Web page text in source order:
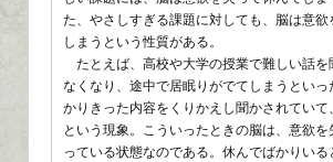
た、やさしすぎる課題に対しても、脳は意
しまうという性質がある。
たとえば、高校や大学の授業で難しい話を
なくなり、途中で居眠りがでてしまうとい
かりきった内容をくりかえし聞かされていて
という現象。こういったときの脳は、意欲を
っている状態なのである。休んでばかりい